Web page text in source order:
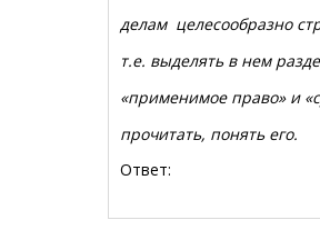
делам целесообразно
т.е. выделять в нем
«применимое право» и
прочитать, понять его.
Ответ: